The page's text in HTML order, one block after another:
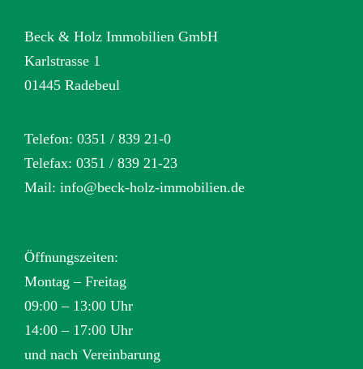
Beck & Holz Immobilien GmbH
Karlstrasse 1
01445 Radebeul
Telefon: 0351 / 839 21-0
Telefax: 0351 / 839 21-23
Mail: info@beck-holz-immobilien.de
Öffnungszeiten:
Montag – Freitag
09:00 – 13:00 Uhr
14:00 – 17:00 Uhr
und nach Vereinbarung